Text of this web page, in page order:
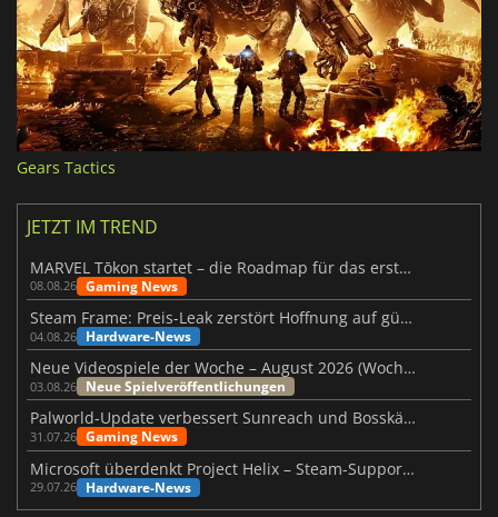
Gears Tactics
JETZT IM TREND
MARVEL Tōkon startet – die Roadmap für das erste Jahr wurde vorgestellt
08.08.26 Gaming News
Steam Frame: Preis-Leak zerstört Hoffnung auf günstiges VR-Headset
04.08.26 Hardware-News
Neue Videospiele der Woche – August 2026 (Woche 32)
03.08.26 Neue Spielveröffentlichungen
Palworld-Update verbessert Sunreach und Bosskämpfe deutlich
31.07.26 Gaming News
Microsoft überdenkt Project Helix – Steam-Support gefährdet
29.07.26 Hardware-News